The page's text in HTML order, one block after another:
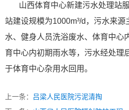
山西体育中心新建污水处理站
站建设规模为1000m³/d，污水来
水、健身人员洗浴废水、体育中心
育中心内初期雨水等，污水经处理
于体育中心杂用水回用。
上一条： 吕梁人民医院污泥清掏